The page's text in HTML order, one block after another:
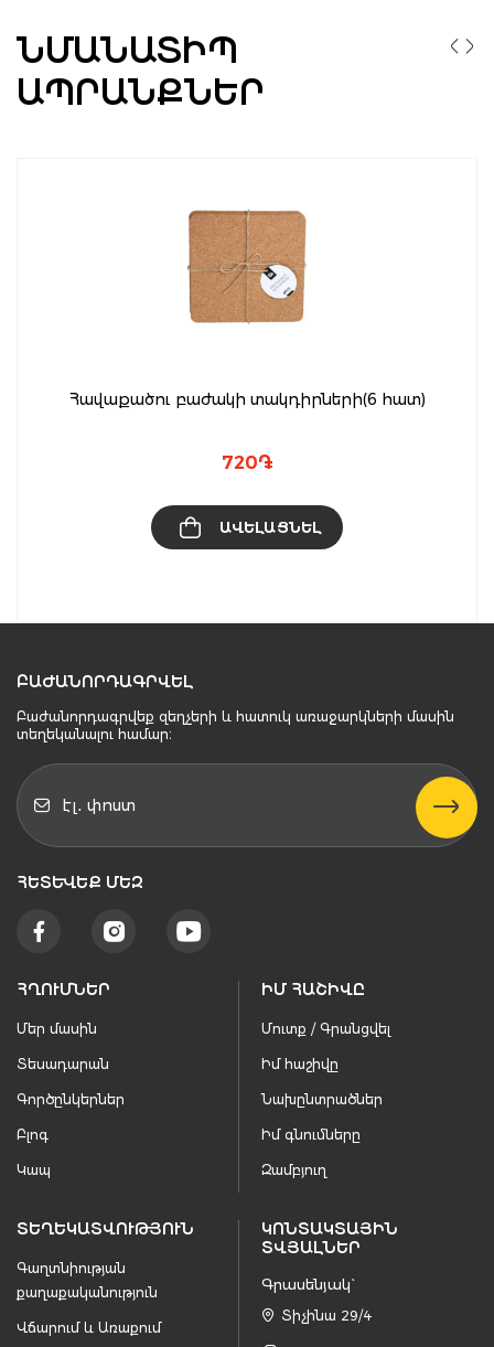
ՆՄԱՆԱՏԻՊ
ԱՊՐԱՆՔՆԵՐ
Հավաքածու բաժակի տակդիրների(6 հատ)
720֏
ԱՎԵԼԱՑՆԵԼ
ԲԱԺԱՆՈՐԴԱԳՐՎԵԼ
Բաժանորդագրվեք զեղչերի և հատուկ առաջարկների մասին
տեղեկանալու համար։
ՀԵՏԵՒԵՔ ՄԵԶ
ՀՂՈՒՄՆԵՐ
Մեր մասին
Տեսադարան
Գործընկերներ
Բլոգ
Կապ
ԻՄ ՀԱՇԻՎԸ
Մուտք / Գրանցվել
Իմ հաշիվը
Նախընտրածներ
Իմ գնումները
Զամբյուղ
ՏԵՂԵԿԱՏՎՈՒԹՅՈՒՆ
Գաղտնիության
քաղաքականություն
Վճարում և Առաքում
ԿՈՆՏԱԿՏԱՅԻՆ
ՏՎՅԱԼՆԵՐ
Գրասենյակ`
Տիչինա 29/4